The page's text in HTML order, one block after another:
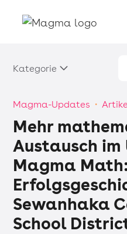
Kategorie
Magma-Updates ・
Mehr
Austausch
Magma
Sewanhaka
School